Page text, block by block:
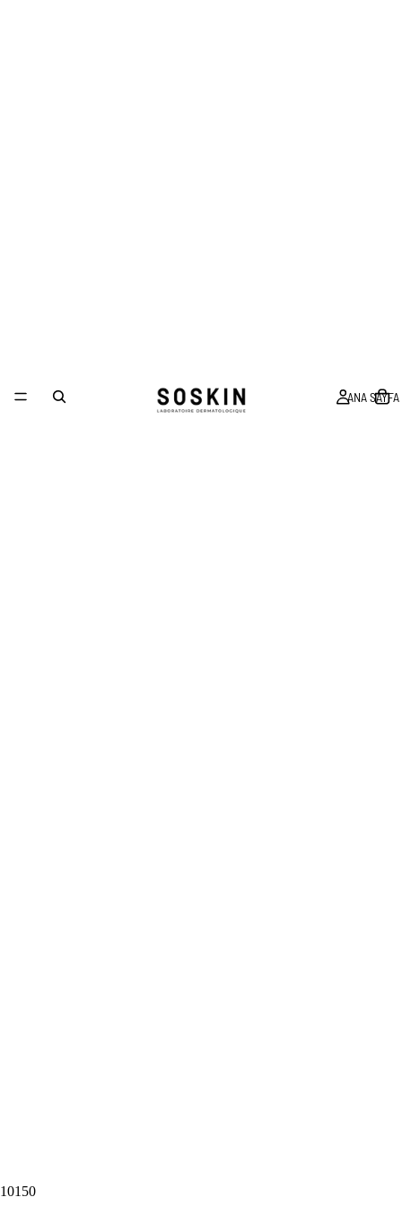
ANA SAYFA
10150